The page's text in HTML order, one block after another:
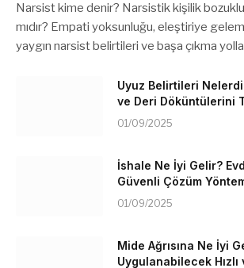
Narsist kime denir? Narsistik kişilik
mıdır? Empati yoksunluğu, eleştiriye
yaygın narsist belirtileri ve başa çıkma
Uyuz Belirtileri
ve Deri Döküntülerini
01/09/2025
İshale Ne İyi Gelir?
Güvenli Çözüm
01/09/2025
Mide Ağrısına Ne İyi
Uygulanabilecek Hızlı